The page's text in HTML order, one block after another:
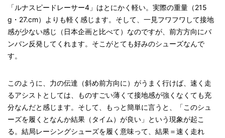
「ルナスピードレーサー4」はとにかく軽い。実際の重量（215
g・27.cm）よりも軽く感じます。そして、一見フワフワして接地
感が少ない感じ（日本企画と比べて）なのですが、前方方向にバ
ンバン反発してくれます。そこがとても好みのシューズなんで
す。
このように、力の伝達（斜め前方向に）がうまく行けば、速く走
るアシストとしては、ものすごい薄くて接地感が強くなくても充
分なんだと感じます。そして、もっと簡単に言うと、「このシュ
ーズを履くとなんか結果（タイム）が良い」という現象が起こ
る。結局レーシングシューズを履く意味って、結果＝速く走れ